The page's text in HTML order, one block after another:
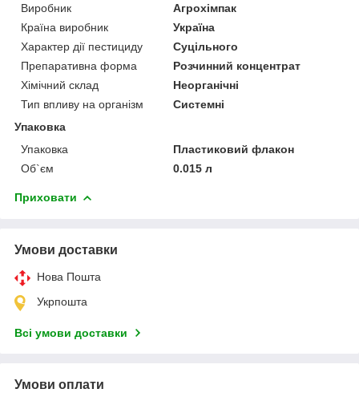
Виробник
Агрохімпак
Країна виробник
Україна
Характер дії пестициду
Суцільного
Препаративна форма
Розчинний концентрат
Хімічний склад
Неорганічні
Тип впливу на організм
Системні
Упаковка
Упаковка
Пластиковий флакон
Об`єм
0.015 л
Приховати
Умови доставки
Нова Пошта
Укрпошта
Всі умови доставки
Умови оплати